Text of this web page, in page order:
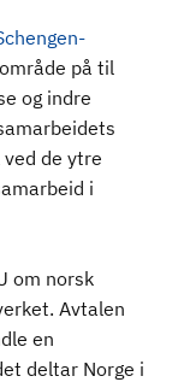
på til
og indre
de ytre
i
om norsk
Avtalen
en
deltar Norge i